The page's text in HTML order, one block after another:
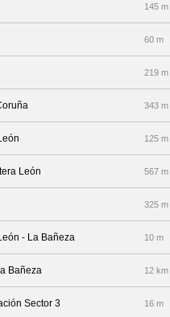
145 m
60 m
219 m
343 m
125 m
León 567 m
325 m
- La Bañeza 10 m
Bañeza 12 km
Sector 3 16 m